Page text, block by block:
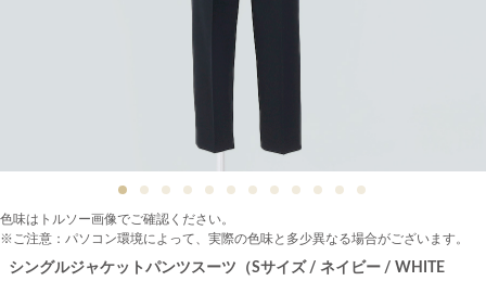
色味はトルソー画像でご確認ください。
※ご注意：パソコン環境によって、実際の色味と多少異なる場合がございます。
シングルジャケットパンツスーツ（Sサイズ / ネイビー / WHITE